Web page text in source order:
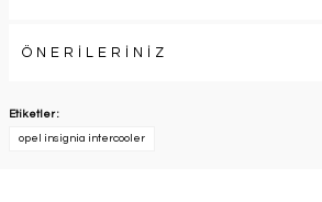
ÖNERİLERİNİZ
Etiketler :
opel insignia intercooler